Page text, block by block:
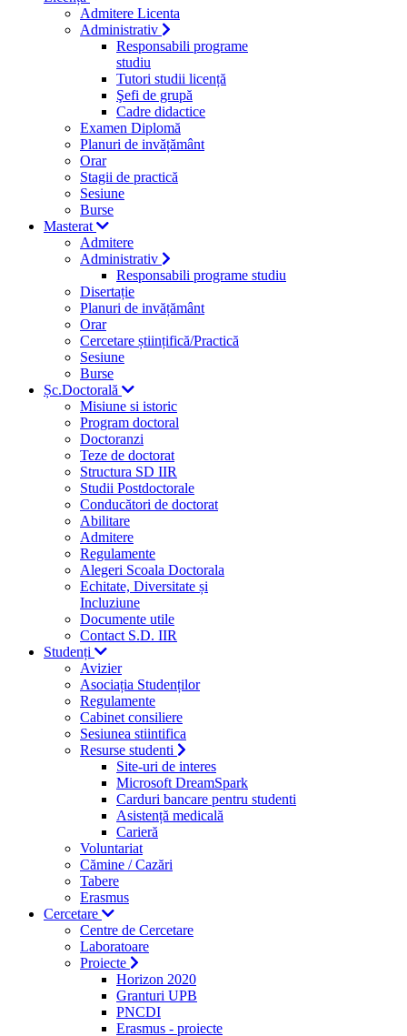
Admitere Licenta
Administrativ
Responsabili programe
studiu
Tutori studii licență
Şefi de grupă
Cadre didactice
Examen Diplomă
Planuri de invățământ
Orar
Stagii de practică
Sesiune
Burse
Masterat
Admitere
Administrativ
Responsabili programe studiu
Disertație
Planuri de invățământ
Orar
Cercetare științifică/Practică
Sesiune
Burse
Șc.Doctorală
Misiune si istoric
Program doctoral
Doctoranzi
Teze de doctorat
Structura SD IIR
Studii Postdoctorale
Conducători de doctorat
Abilitare
Admitere
Regulamente
Alegeri Scoala Doctorala
Echitate, Diversitate și
Incluziune
Documente utile
Contact S.D. IIR
Studenți
Avizier
Asociația Studenților
Regulamente
Cabinet consiliere
Sesiunea stiintifica
Resurse studenti
Site-uri de interes
Microsoft DreamSpark
Carduri bancare pentru studenti
Asistență medicală
Carieră
Voluntariat
Cămine / Cazări
Tabere
Erasmus
Cercetare
Centre de Cercetare
Laboratoare
Proiecte
Horizon 2020
Granturi UPB
PNCDI
Erasmus - proiecte